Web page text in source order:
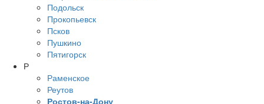
Подольск
Прокопьевск
Псков
Пушкино
Пятигорск
Р
Раменское
Реутов
Ростов-на-Дону